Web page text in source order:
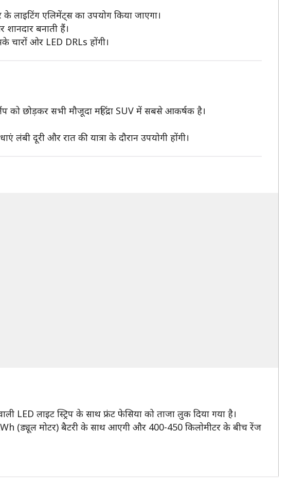
लाइटिंग एलिमेंट्स का उपयोग किया जाएगा।
बनाती हैं।
चारों ओर LED DRLs होंगी।
को छोड़कर सभी मौजूदा महिंद्रा SUV में सबसे आकर्षक है।
दूरी और रात की यात्रा के दौरान उपयोगी होंगी।
LED लाइट स्ट्रिप के साथ फ्रंट फेसिया को ताजा लुक दिया गया है।
(ड्यूल मोटर) बैटरी के साथ आएगी और 400-450 किलाेमीटर के बीच रेंज